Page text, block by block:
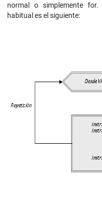
normal o simplemente for.
habitual es el siguiente: